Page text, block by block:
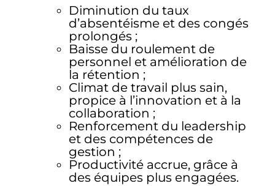
Diminution du taux
d’absentéisme et des congés
prolongés ;
Baisse du roulement de
personnel et amélioration de
la rétention ;
Climat de travail plus sain,
propice à l’innovation et à la
collaboration ;
Renforcement du leadership
et des compétences de
gestion ;
Productivité accrue, grâce à
des équipes plus engagées.